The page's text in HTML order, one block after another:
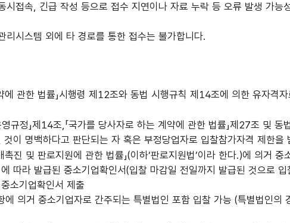
접속, 긴급 작성 등으로 접수 지연이나 자료 누락 등 오류 발생 가능
리시스템 외에 타 경로를 통한 접수는 불가합니다.
에 관한 법률」시행령 제12조와 동법 시행규칙 제14조에 의한 유자격
영규정」제14조,「국가를 당사자로 하는 계약에 관한 법률」제27조 및
이 명백하다고 판단되는 자 혹은 부정당업자로 입찰참가자격 제한을
촉진 및 판로지원에 관한 법률」(이하‘판로지원법’이라 한다.)에 의거
따라 발급된 중소기업확인서(입찰 마감일 전일까지 발급된 것으로
소기업확인서 제출
의거 중소기업자로 간주되는 특별법인 포함 입찰 가능 (특별법인의